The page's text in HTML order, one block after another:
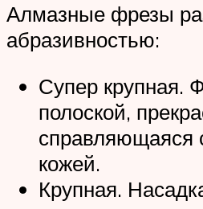
Алмазные фрезы
абразивностью:
Супер крупная.
полоской,
справляющаяся
кожей.
Крупная.